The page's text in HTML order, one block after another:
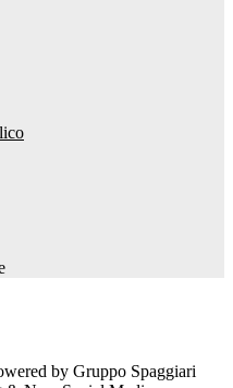
by Gruppo Spaggiari